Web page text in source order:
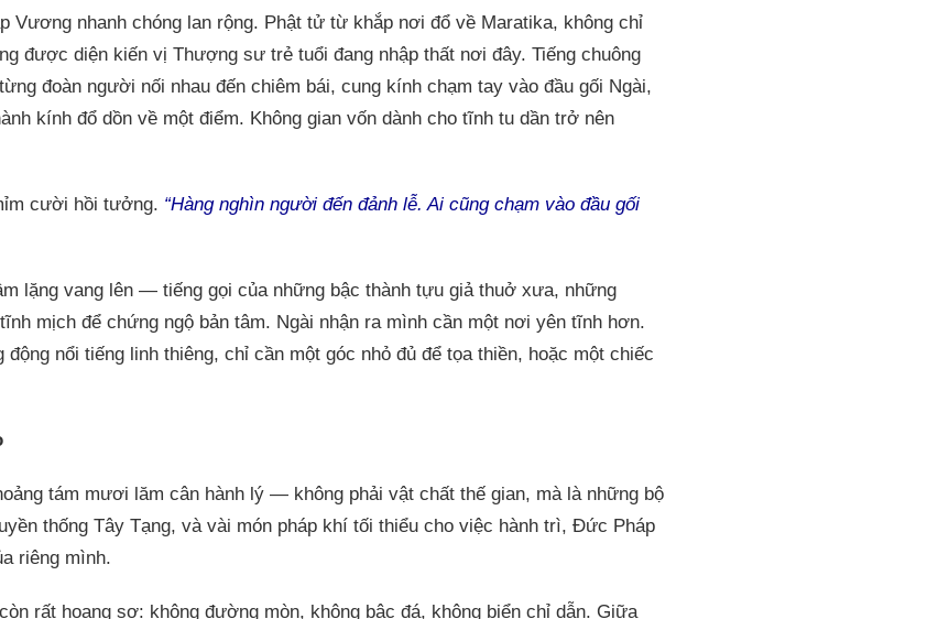
Vương nhanh chóng lan rộng. Phật tử từ khắp nơi đổ về Maratika, không chỉ
được diện kiến vị Thượng sư trẻ tuổi đang nhập thất nơi đây. Tiếng chuông
đoàn người nối nhau đến chiêm bái, cung kính chạm tay vào đầu gối Ngài,
kính đổ dồn về một điểm. Không gian vốn dành cho tĩnh tu dần trở nên
cười hồi tưởng. “Hàng nghìn người đến đảnh lễ. Ai cũng chạm vào đầu gối
lặng vang lên — tiếng gọi của những bậc thành tựu giả thuở xưa, những
mịch để chứng ngộ bản tâm. Ngài nhận ra mình cần một nơi yên tĩnh hơn.
động nổi tiếng linh thiêng, chỉ cần một góc nhỏ đủ để tọa thiền, hoặc một chiếc
tám mươi lăm cân hành lý — không phải vật chất thế gian, mà là những bộ
thống Tây Tạng, và vài món pháp khí tối thiểu cho việc hành trì, Đức Pháp
riêng mình.
rất hoang sơ: không đường mòn, không bậc đá, không biển chỉ dẫn. Giữa